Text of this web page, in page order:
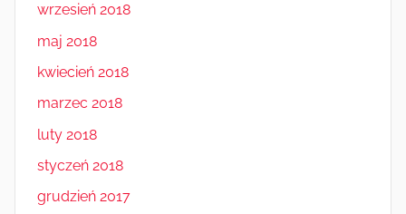
wrzesień 2018
maj 2018
kwiecień 2018
marzec 2018
luty 2018
styczeń 2018
grudzień 2017